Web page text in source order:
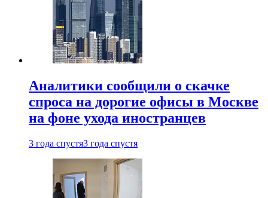
Аналитики сообщили о скачке
спроса на дорогие офисы в Москве
на фоне ухода иностранцев
3 года спустя3 года спустя